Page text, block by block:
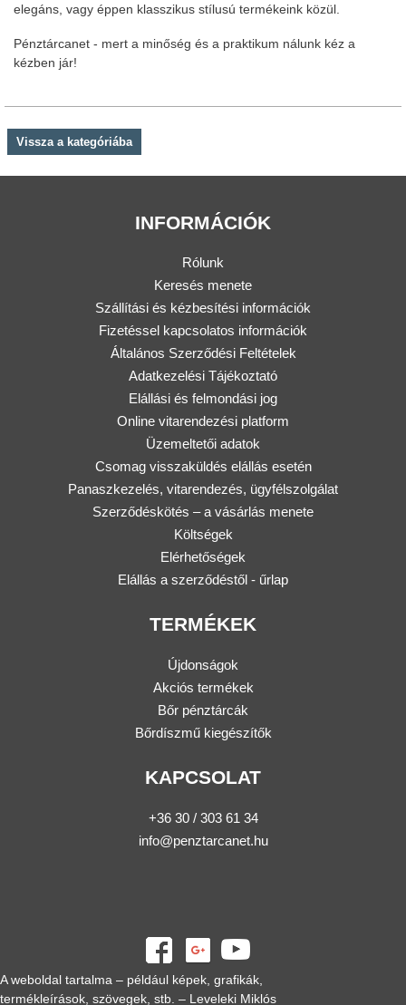
elegáns, vagy éppen klasszikus stílusú termékeink közül.
Pénztárcanet - mert a minőség és a praktikum nálunk kéz a
kézben jár!
Vissza a kategóriába
INFORMÁCIÓK
Rólunk
Keresés menete
Szállítási és kézbesítési információk
Fizetéssel kapcsolatos információk
Általános Szerződési Feltételek
Adatkezelési Tájékoztató
Elállási és felmondási jog
Online vitarendezési platform
Üzemeltetői adatok
Csomag visszaküldés elállás esetén
Panaszkezelés, vitarendezés, ügyfélszolgálat
Szerződéskötés – a vásárlás menete
Költségek
Elérhetőségek
Elállás a szerződéstől - űrlap
TERMÉKEK
Újdonságok
Akciós termékek
Bőr pénztárcák
Bőrdíszmű kiegészítők
KAPCSOLAT
+36 30 / 303 61 34
info@penztarcanet.hu
A weboldal tartalma – például képek, grafikák,
termékleírások, szövegek, stb. – Leveleki Miklós